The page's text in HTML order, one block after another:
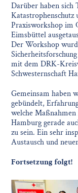
Darüber haben sich
Katastrophenschutz
Praxisworkshop im
Eimsbüttel
Der Workshop
mit dem DRK-
Schwesternschaft
Gemeinsam haben
gebündelt,
welche
Hamburg gerade
zu sein. Ein sehr
Austausch und
Fortsetzung folgt!